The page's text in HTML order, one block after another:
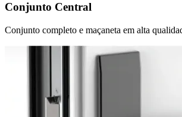
Conjunto Central
Conjunto completo e maçaneta em alta